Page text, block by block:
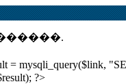
"SELECT
?>